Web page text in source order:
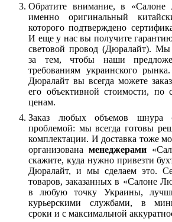
Обратите внимание, в «Салоне
именно оригинальный китайск
которого подтверждено
И еще у нас вы получите
световой провод (Дюралайт). Мы
за тем, чтобы наши
требованиям украинского
Дюралайт вы всегда можете
его объективной стоимости, по
ценам.
Заказ любых объемов шнура
проблемой: мы всегда готовы
комплектации. И доставка тоже
организована менеджерами
скажите, куда нужно привезти
Дюралайт, и мы сделаем это.
товаров, заказанных в «Салоне
в любую точку Украины,
курьерскими службами, в
сроки и с максимальной